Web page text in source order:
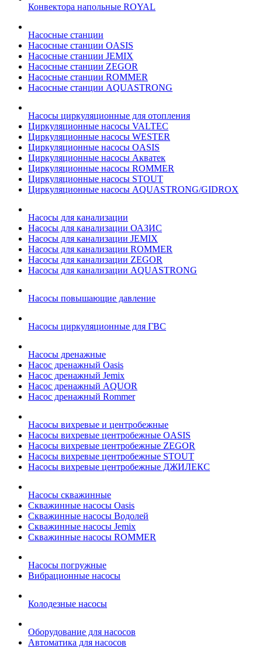
Конвектора напольные ROYAL
Насосные станции
Насосные станции OASIS
Насосные станции JEMIX
Насосные станции ZEGOR
Насосные станции ROMMER
Насосные станции AQUASTRONG
Насосы циркуляционные для отопления
Циркуляционные насосы VALTEC
Циркуляционные насосы WESTER
Циркуляционные насосы OASIS
Циркуляционные насосы Акватек
Циркуляционные насосы ROMMER
Циркуляционные насосы STOUT
Циркуляционные насосы AQUASTRONG/GIDROX
Насосы для канализации
Насосы для канализации ОАЗИС
Насосы для канализации JEMIX
Насосы для канализации ROMMER
Насосы для канализации ZEGOR
Насосы для канализации AQUASTRONG
Насосы повышающие давление
Насосы циркуляционные для ГВС
Насосы дренажные
Насос дренажный Oasis
Насос дренажный Jemix
Насос дренажный AQUOR
Насос дренажный Rommer
Насосы вихревые и центробежные
Насосы вихревые центробежные OASIS
Насосы вихревые центробежные ZEGOR
Насосы вихревые центробежные STOUT
Насосы вихревые центробежные ДЖИЛЕКС
Насосы скважинные
Скважинные насосы Oasis
Скважинные насосы Водолей
Скважинные насосы Jemix
Cкважинные насосы ROMMER
Насосы погружные
Вибрационные насосы
Колодезные насосы
Оборудование для насосов
Автоматика для насосов